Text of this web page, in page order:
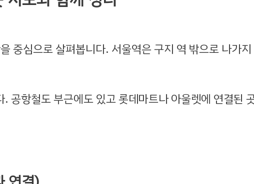
중심으로 살펴봅니다. 서울역은 구지 역 밖으로 나가
공항철도 부근에도 있고 롯데마트나 아울렛에 연결된